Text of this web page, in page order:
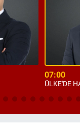
07:00
ÜLKE'DE